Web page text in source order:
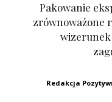
Pakowanie
zrównoważone
Redakcja